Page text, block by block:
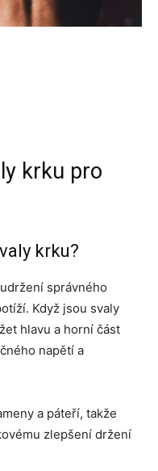
krku pro
krku?
správného
Když jsou svaly
hlavu a horní část
napětí a
a páteří, takže
zlepšení držení